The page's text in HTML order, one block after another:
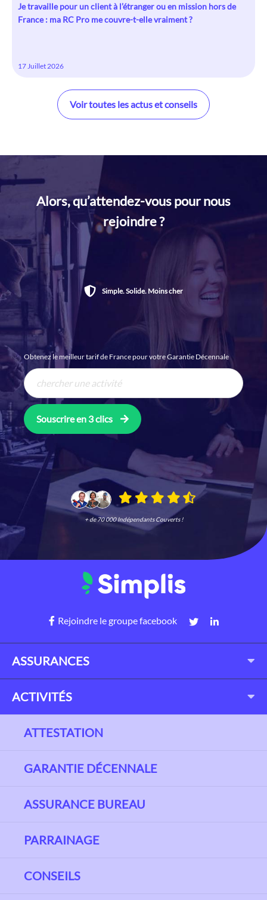
Je travaille pour un client à l’étranger ou en mission hors de
France : ma RC Pro me couvre-t-elle vraiment ?
17 Juillet 2026
Voir toutes les actus et conseils
Alors, qu’attendez-vous pour nous
rejoindre ?
Simple. Solide. Moins cher
Obtenez le meilleur tarif de France pour votre Garantie Décennale
Souscrire en 3 clics
+ de 70 000 Indépendants Couverts !
Rejoindre le groupe facebook
ASSURANCES
ACTIVITÉS
ATTESTATION
GARANTIE DÉCENNALE
ASSURANCE BUREAU
PARRAINAGE
CONSEILS